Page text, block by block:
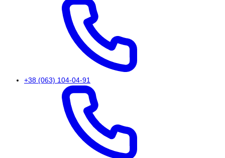
+38 (063) 104-04-91